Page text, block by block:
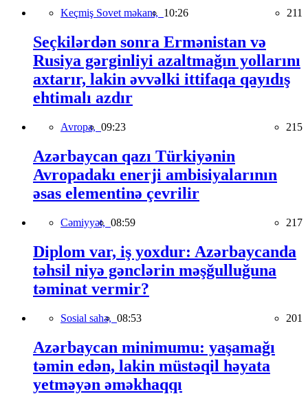
Keçmiş Sovet məkanı, 10:26 211
Seçkilərdən sonra Ermənistan və
Rusiya gərginliyi azaltmağın yollarını
axtarır, lakin əvvəlki ittifaqa qayıdış
ehtimalı azdır
Avropa, 09:23 215
Azərbaycan qazı Türkiyənin
Avropadakı enerji ambisiyalarının
əsas elementinə çevrilir
Cəmiyyət, 08:59 217
Diplom var, iş yoxdur: Azərbaycanda
təhsil niyə gənclərin məşğulluğuna
təminat vermir?
Sosial sahə, 08:53 201
Azərbaycan minimumu: yaşamağı
təmin edən, lakin müstəqil həyata
yetməyən əməkhaqqı